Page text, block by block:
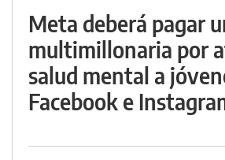
Meta deberá pagar
multimillonaria por
salud mental a
Facebook e